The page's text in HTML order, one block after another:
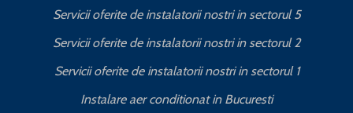
Servicii oferite de instalatorii nostri in sectorul 5
Servicii oferite de instalatorii nostri in sectorul 2
Servicii oferite de instalatorii nostri in sectorul 1
Instalare aer conditionat in Bucuresti